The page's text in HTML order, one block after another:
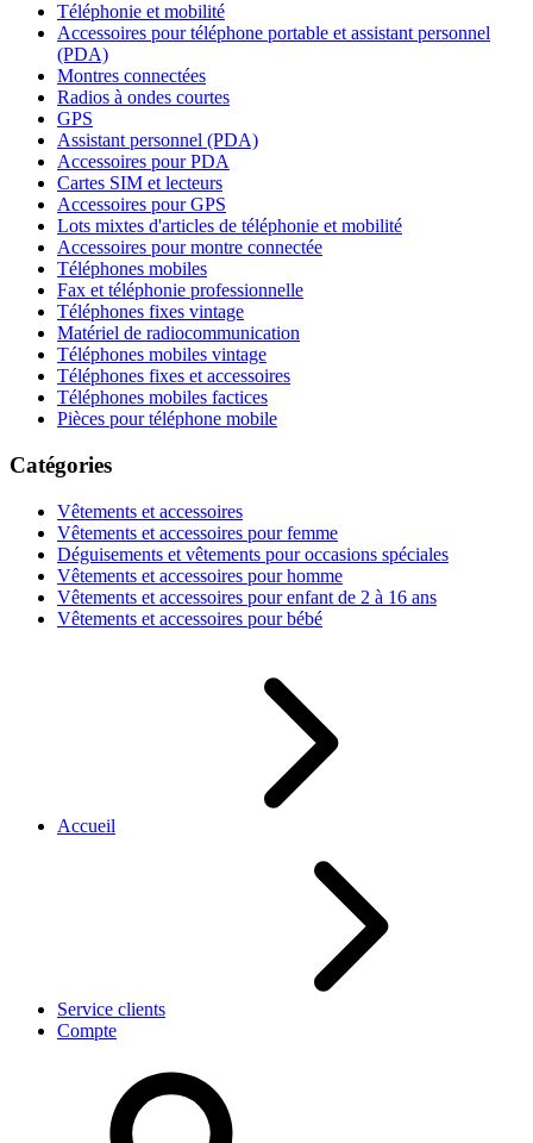
Téléphonie et mobilité
Accessoires pour téléphone portable et assistant personnel
(PDA)
Montres connectées
Radios à ondes courtes
GPS
Assistant personnel (PDA)
Accessoires pour PDA
Cartes SIM et lecteurs
Accessoires pour GPS
Lots mixtes d'articles de téléphonie et mobilité
Accessoires pour montre connectée
Téléphones mobiles
Fax et téléphonie professionnelle
Téléphones fixes vintage
Matériel de radiocommunication
Téléphones mobiles vintage
Téléphones fixes et accessoires
Téléphones mobiles factices
Pièces pour téléphone mobile
Catégories
Vêtements et accessoires
Vêtements et accessoires pour femme
Déguisements et vêtements pour occasions spéciales
Vêtements et accessoires pour homme
Vêtements et accessoires pour enfant de 2 à 16 ans
Vêtements et accessoires pour bébé
Accueil
Service clients
Compte